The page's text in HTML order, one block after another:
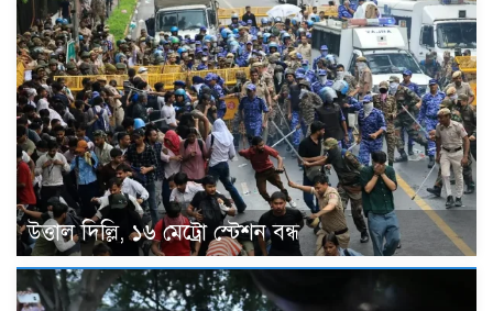
উত্তাল দিল্লি, ১৬ মেট্রো স্টেশন বন্ধ